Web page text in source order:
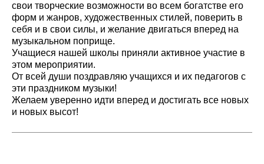
свои творческие возможности во всем богатстве его
форм и жанров, художественных стилей, поверить в
себя и в свои силы, и желание двигаться вперед на
музыкальном поприще.
Учащиеся нашей школы приняли активное участие в
этом мероприятии.
От всей души поздравляю учащихся и их педагогов с
эти праздником музыки!
Желаем уверенно идти вперед и достигать все новых
и новых высот!